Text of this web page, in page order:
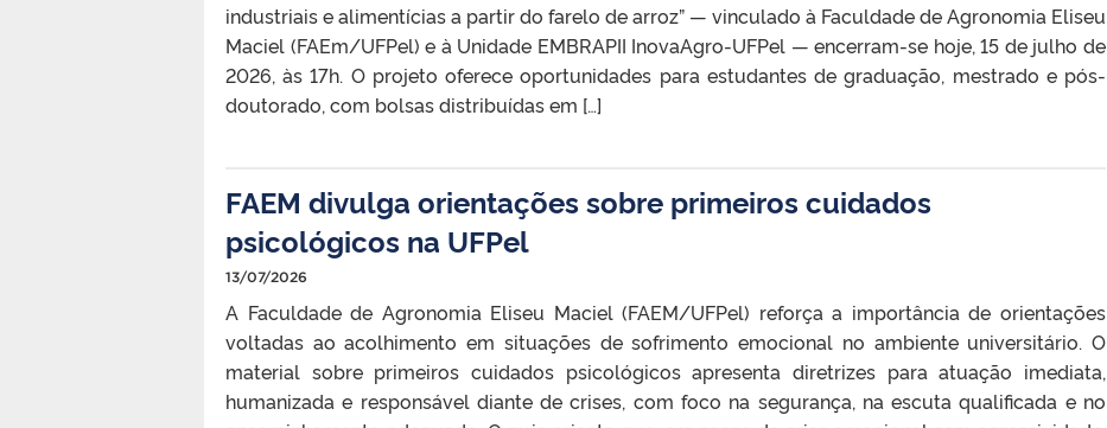
industriais e alimentícias a partir do farelo de arroz” — vinculado à Faculdade de Agronomia Eliseu
Maciel (FAEm/UFPel) e à Unidade EMBRAPII InovaAgro-UFPel — encerram-se hoje, 15 de julho de
2026, às 17h. O projeto oferece oportunidades para estudantes de graduação, mestrado e pós-
doutorado, com bolsas distribuídas em […]
FAEM divulga orientações sobre primeiros cuidados
psicológicos na UFPel
13/07/2026
A Faculdade de Agronomia Eliseu Maciel (FAEM/UFPel) reforça a importância de orientações
voltadas ao acolhimento em situações de sofrimento emocional no ambiente universitário. O
material sobre primeiros cuidados psicológicos apresenta diretrizes para atuação imediata,
humanizada e responsável diante de crises, com foco na segurança, na escuta qualificada e no